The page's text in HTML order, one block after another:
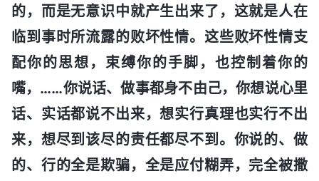
的，而是无意识中就产生出来了，这就是人在
临到事时所流露的败坏性情。这些败坏性情支
配你的思想，束缚你的手脚，也控制着你的
嘴，……你说话、做事都身不由己，你想说心里
话、实话都说不出来，想实行真理也实行不出
来，想尽到该尽的责任都尽不到。你说的、做
的、行的全是欺骗，全是应付糊弄，完全被撒